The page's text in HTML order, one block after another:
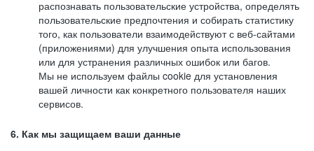
распознавать пользовательские устройства, определять
пользовательские предпочтения и собирать статистику
того, как пользователи взаимодействуют с веб-сайтами
(приложениями) для улучшения опыта использования
или для устранения различных ошибок или багов.
Мы не используем файлы cookie для установления
вашей личности как конкретного пользователя наших
сервисов.
6. Как мы защищаем ваши данные